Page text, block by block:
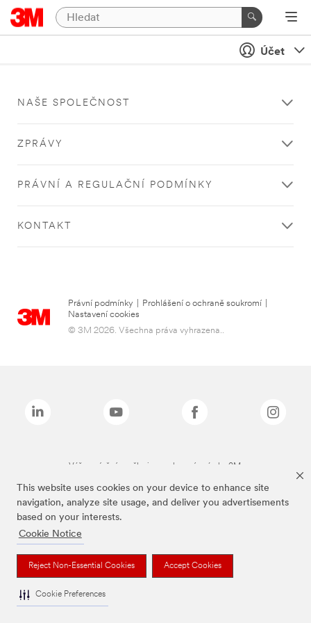
This website uses cookies on your device to enhance site
navigation, analyze site usage, and deliver you advertisements
based on your interests.
Cookie Notice
Reject Non-Essential Cookies Accept Cookies
Cookie Preferences
Účet
NAŠE SPOLEČNOST
ZPRÁVY
PRÁVNÍ A REGULAČNÍ PODMÍNKY
KONTAKT
Právní podmínky Prohlášení o ochraně soukromí
Nastavení cookies
© 3M 2026. Všechna práva vyhrazena..
Výše zmíněné značky jsou ochranné známky 3M.